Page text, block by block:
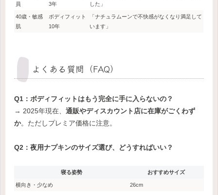
員
3年
した」
40歳・敏感
肌
ボディフィット
10年
「ナチュラムーンで不快感がなくなり満足して
います」
よくある質問（FAQ）
Q1：ボディフィットはもう完全に手に入らないの？
→ 2025年現在、 通販やディスカウント店に在庫がごくわず
か。ただしプレミア価格に注意。
Q2：夜用ナプキンのサイズ選び、どうすればいい？
寝る姿勢 おすすめサイズ
横向き・少なめ 26cm